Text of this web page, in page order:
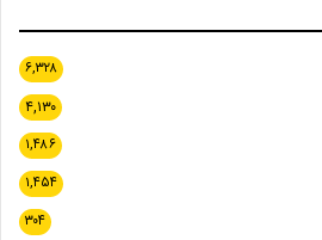
۶,۳۲۸
۴,۱۳۰
۱,۴۸۶
۱,۴۵۴
۳۰۴